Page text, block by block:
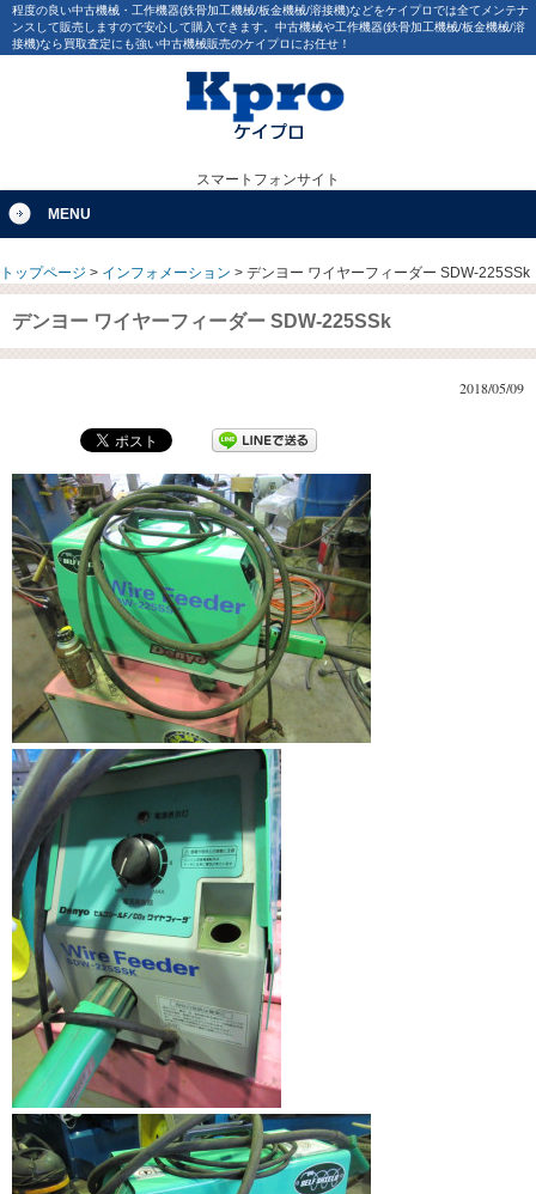
程度の良い中古機械・工作機器(鉄骨加工機械/板金機械/溶接機)などをケイプロでは全てメンテナ
ンスして販売しますので安心して購入できます。中古機械や工作機器(鉄骨加工機械/板金機械/溶
接機)なら買取査定にも強い中古機械販売のケイプロにお任せ！
スマートフォンサイト
MENU
トップページ > インフォメーション > デンヨー ワイヤーフィーダー SDW-225SSk
デンヨー ワイヤーフィーダー SDW-225SSk
2018/05/09